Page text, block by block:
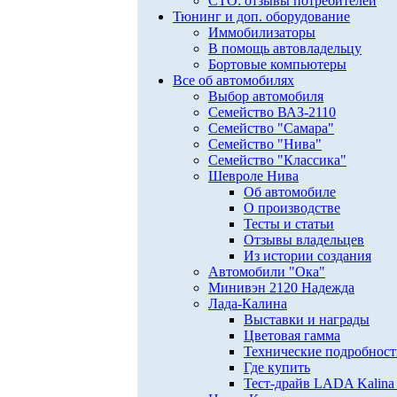
Тюнинг и доп. оборудование
Иммобилизаторы
В помощь автовладельцу
Бортовые компьютеры
Все об автомобилях
Выбор автомобиля
Семейство ВАЗ-2110
Семейство "Самара"
Семейство "Нива"
Семейство "Классика"
Шевроле Нива
Об автомобиле
О производстве
Тесты и статьи
Отзывы владельцев
Из истории создания
Автомобили "Ока"
Минивэн 2120 Надежда
Лада-Калина
Выставки и награды
Цветовая гамма
Технические
Где купить
Тест-драйв LADA Kalina